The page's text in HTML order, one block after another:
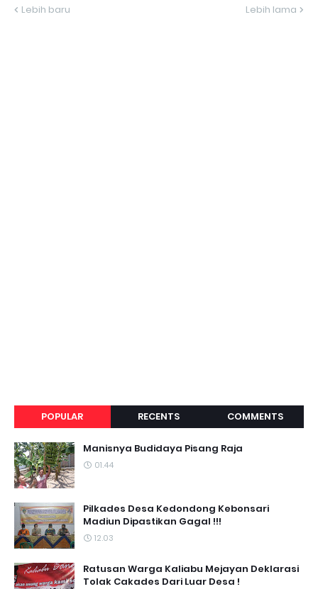
Lebih baru Lebih lama
POPULAR RECENTS COMMENTS
Manisnya Budidaya Pisang Raja
01.44
Pilkades Desa Kedondong Kebonsari
Madiun Dipastikan Gagal !!!
12.03
Ratusan Warga Kaliabu Mejayan Deklarasi
Tolak Cakades Dari Luar Desa !